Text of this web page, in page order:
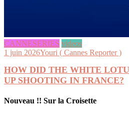
CANNESERIES videos
1 juin 2026Youri ( Cannes Reporter )
HOW DID THE WHITE
UP SHOOTING IN FRANCE?
Nouveau !! Sur la Croisette